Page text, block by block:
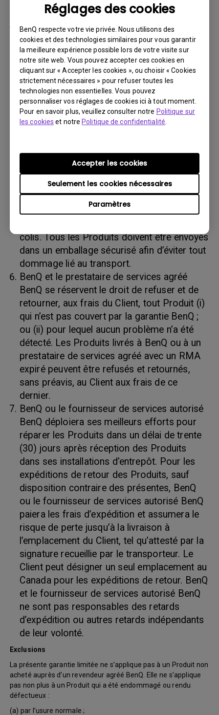
Réglages des cookies
BenQ respecte votre vie privée. Nous utilisons des
cookies et des technologies similaires pour vous garantir
la meilleure expérience possible lors de votre visite sur
notre site web. Vous pouvez accepter ces cookies en
cliquant sur « Accepter les cookies », ou choisir « Cookies
strictement nécessaires » pour refuser toutes les
technologies non essentielles. Vous pouvez
personnaliser vos réglages de cookies ici à tout moment.
Pour en savoir plus, veuillez consulter notre Politique sur
les cookies et notrePolitique de confidentialité
Paramètres
Seulement les cookies nécessaires
Accepter les cookies
par la suite.
Vous devez retourner le Produit à BenQ,
sauf indication contraire de BenQ, ou à un
prestataire de services agréé BenQ. Vous
devez prépayer les frais d’expédition, taxes
d’exportation, droits de douane et toutes
charges associées au transport du Produit
BenQ. De plus, vous êtes responsable de
l’assurance du Produit expédié et assumez
accompagnés (i) des matériaux d’expédition
et d’emballage d’origine, (ii) d’une description
du symptôme du Produit BenQ et (iii) d’une
preuve du lieu et de la date d’achat. Le
numéro RMA doit être clairement inscrit sur
colis. Tous les Produits doivent être envoyés
dans un emballage sécurisé afin d’éviter tout
dommage lié au transport.
BenQ et le prestataire de services agréé
BenQ se réservent le droit de refuser et de
retourner, aux frais du Client, tout Produit (i)
qui n’est pas couvert par la garantie BenQ ;
ou (ii) pour lequel aucun problème n’a été
détecté. Les Produits livrés à BenQ ou à un
prestataire de services agréé avec un RMA
expiré peuvent être refusés et retournés,
sans préavis, au Client aux frais de ce
dernier.
BenQ ou le fournisseur de services autorisé
BenQ déploiera ses meilleurs efforts pour
réparer les Produits dans un délai de trente
(30) jours après réception des Produits
dans ses installations d’entrepôt. Pour les
expéditions de retour des Produits, sauf
disposition contraire des présentes, BenQ
ou le fournisseur de services autorisé BenQ
paiera les frais d’expédition et assumera le
risque de perte jusqu’à la livraison à
l’emplacement du Client, tel qu’attesté par la
signature recueillie par le transporteur. Le
Client peut désigner un seul emplacement au
Canada pour les expéditions de retour. BenQ
et le fournisseur de services autorisé BenQ
ne sont pas responsables des retards
d’expédition ou autres retards indépendants
de leur volonté.
Exclusions
La présente garantie limitée ne s’applique pas à un Produit non
acheté auprès d’un revendeur agréé BenQ. Elle ne s’applique
pas non plus à un Produit qui a été endommagé ou rendu
défectueux :
(a) par l’usure normale ;